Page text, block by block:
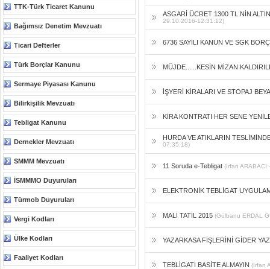
TTK-Türk Ticaret Kanunu
Bağımsız Denetim Mevzuatı
Ticari Defterler
Türk Borçlar Kanunu
Sermaye Piyasası Kanunu
Bilirkişilik Mevzuatı
Tebligat Kanunu
Dernekler Mevzuatı
SMMM Mevzuatı
İSMMMO Duyuruları
Türmob Duyuruları
Vergi Kodları
Ülke Kodları
Faaliyet Kodları
ASGARİ ÜCRET 1300 TL NİN
29.10.2016-12:31:12)
6736 SAYILI KANUN VE SGK
MÜJDE......KESİN MİZAN
İŞYERİ KİRALARI VE STOPAJ
KİRA KONTRATI HER SENE
HURDA VE ATIKLARIN
07:35:18)
11 Soruda e-Tebligat (İrfan ARABACI
ELEKTRONİK TEBLİGAT
MALİ TATİL 2015 (Gülbanu ERDAL
YAZARKASA FİŞLERİNİ GİDER
TEBLİGATI BASİTE ALMAYIN (İrfan